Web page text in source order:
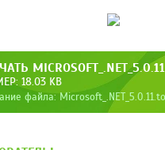
18.03 KB
файла: